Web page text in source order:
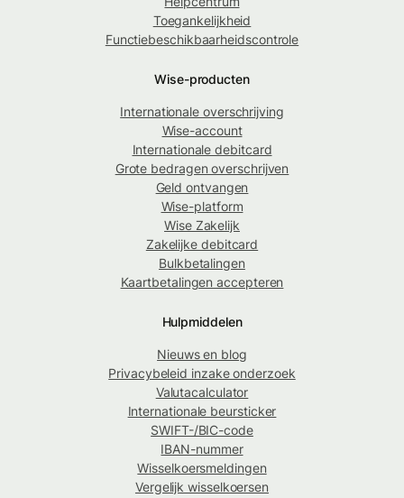
Toegankelijkheid
Functiebeschikbaarheidscontrole
Wise-producten
Internationale overschrijving
Wise-account
Internationale debitcard
Grote bedragen overschrijven
Geld ontvangen
Wise-platform
Wise Zakelijk
Zakelijke debitcard
Bulkbetalingen
Kaartbetalingen accepteren
Hulpmiddelen
Nieuws en blog
Privacybeleid inzake onderzoek
Valutacalculator
Internationale beursticker
SWIFT-/BIC-code
IBAN-nummer
Wisselkoersmeldingen
Vergelijk wisselkoersen